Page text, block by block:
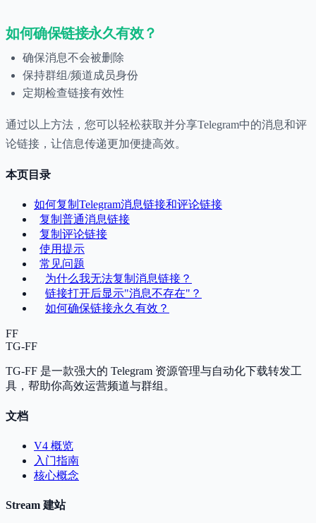
如何确保链接永久有效？
确保消息不会被删除
保持群组/频道成员身份
定期检查链接有效性
通过以上方法，您可以轻松获取并分享Telegram中的消息和评
论链接，让信息传递更加便捷高效。
本页目录
如何复制Telegram消息链接和评论链接
复制普通消息链接
复制评论链接
使用提示
常见问题
为什么我无法复制消息链接？
链接打开后显示"消息不存在"？
如何确保链接永久有效？
FF
TG-FF
TG-FF 是一款强大的 Telegram 资源管理与自动化下载转发工
具，帮助你高效运营频道与群组。
文档
V4 概览
入门指南
核心概念
Stream 建站